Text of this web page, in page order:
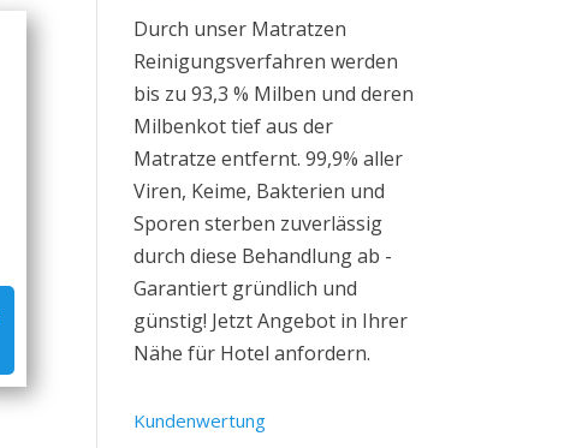
Durch unser Matratzen
Reinigungsverfahren werden
bis zu 93,3 % Milben und deren
Milbenkot tief aus der
Matratze entfernt. 99,9% aller
Viren, Keime, Bakterien und
Sporen sterben zuverlässig
durch diese Behandlung ab -
Garantiert gründlich und
günstig! Jetzt Angebot in Ihrer
Nähe für Hotel anfordern.
Kundenwertung